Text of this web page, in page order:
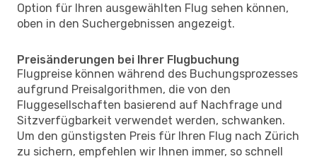
Option für Ihren ausgewählten Flug sehen können,
oben in den Suchergebnissen angezeigt.
Preisänderungen bei Ihrer Flugbuchung
Flugpreise können während des Buchungsprozesses
aufgrund Preisalgorithmen, die von den
Fluggesellschaften basierend auf Nachfrage und
Sitzverfügbarkeit verwendet werden, schwanken.
Um den günstigsten Preis für Ihren Flug nach Zürich
zu sichern, empfehlen wir Ihnen immer, so schnell